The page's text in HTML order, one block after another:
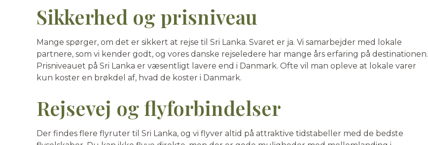
Sikkerhed og prisniveau
Mange spørger, om det er sikkert at rejse til Sri Lanka. Svaret er ja. Vi samarbejder med lokale
partnere, som vi kender godt, og vores danske rejseledere har mange års erfaring på destinationen.
Prisniveauet på Sri Lanka er væsentligt lavere end i Danmark. Ofte vil man opleve at lokale varer
kun koster en brøkdel af, hvad de koster i Danmark.
Rejsevej og flyforbindelser
Der findes flere flyruter til Sri Lanka, og vi flyver altid på attraktive tidstabeller med de bedste